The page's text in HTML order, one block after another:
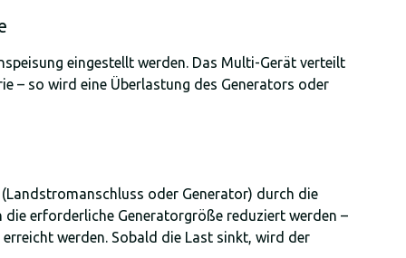
eingestellt werden. Das Multi-Gerät verteilt
– so wird eine Überlastung des Generators oder
oder Generator) durch die
erforderliche Generatorgröße reduziert werden –
werden. Sobald die Last sinkt, wird der